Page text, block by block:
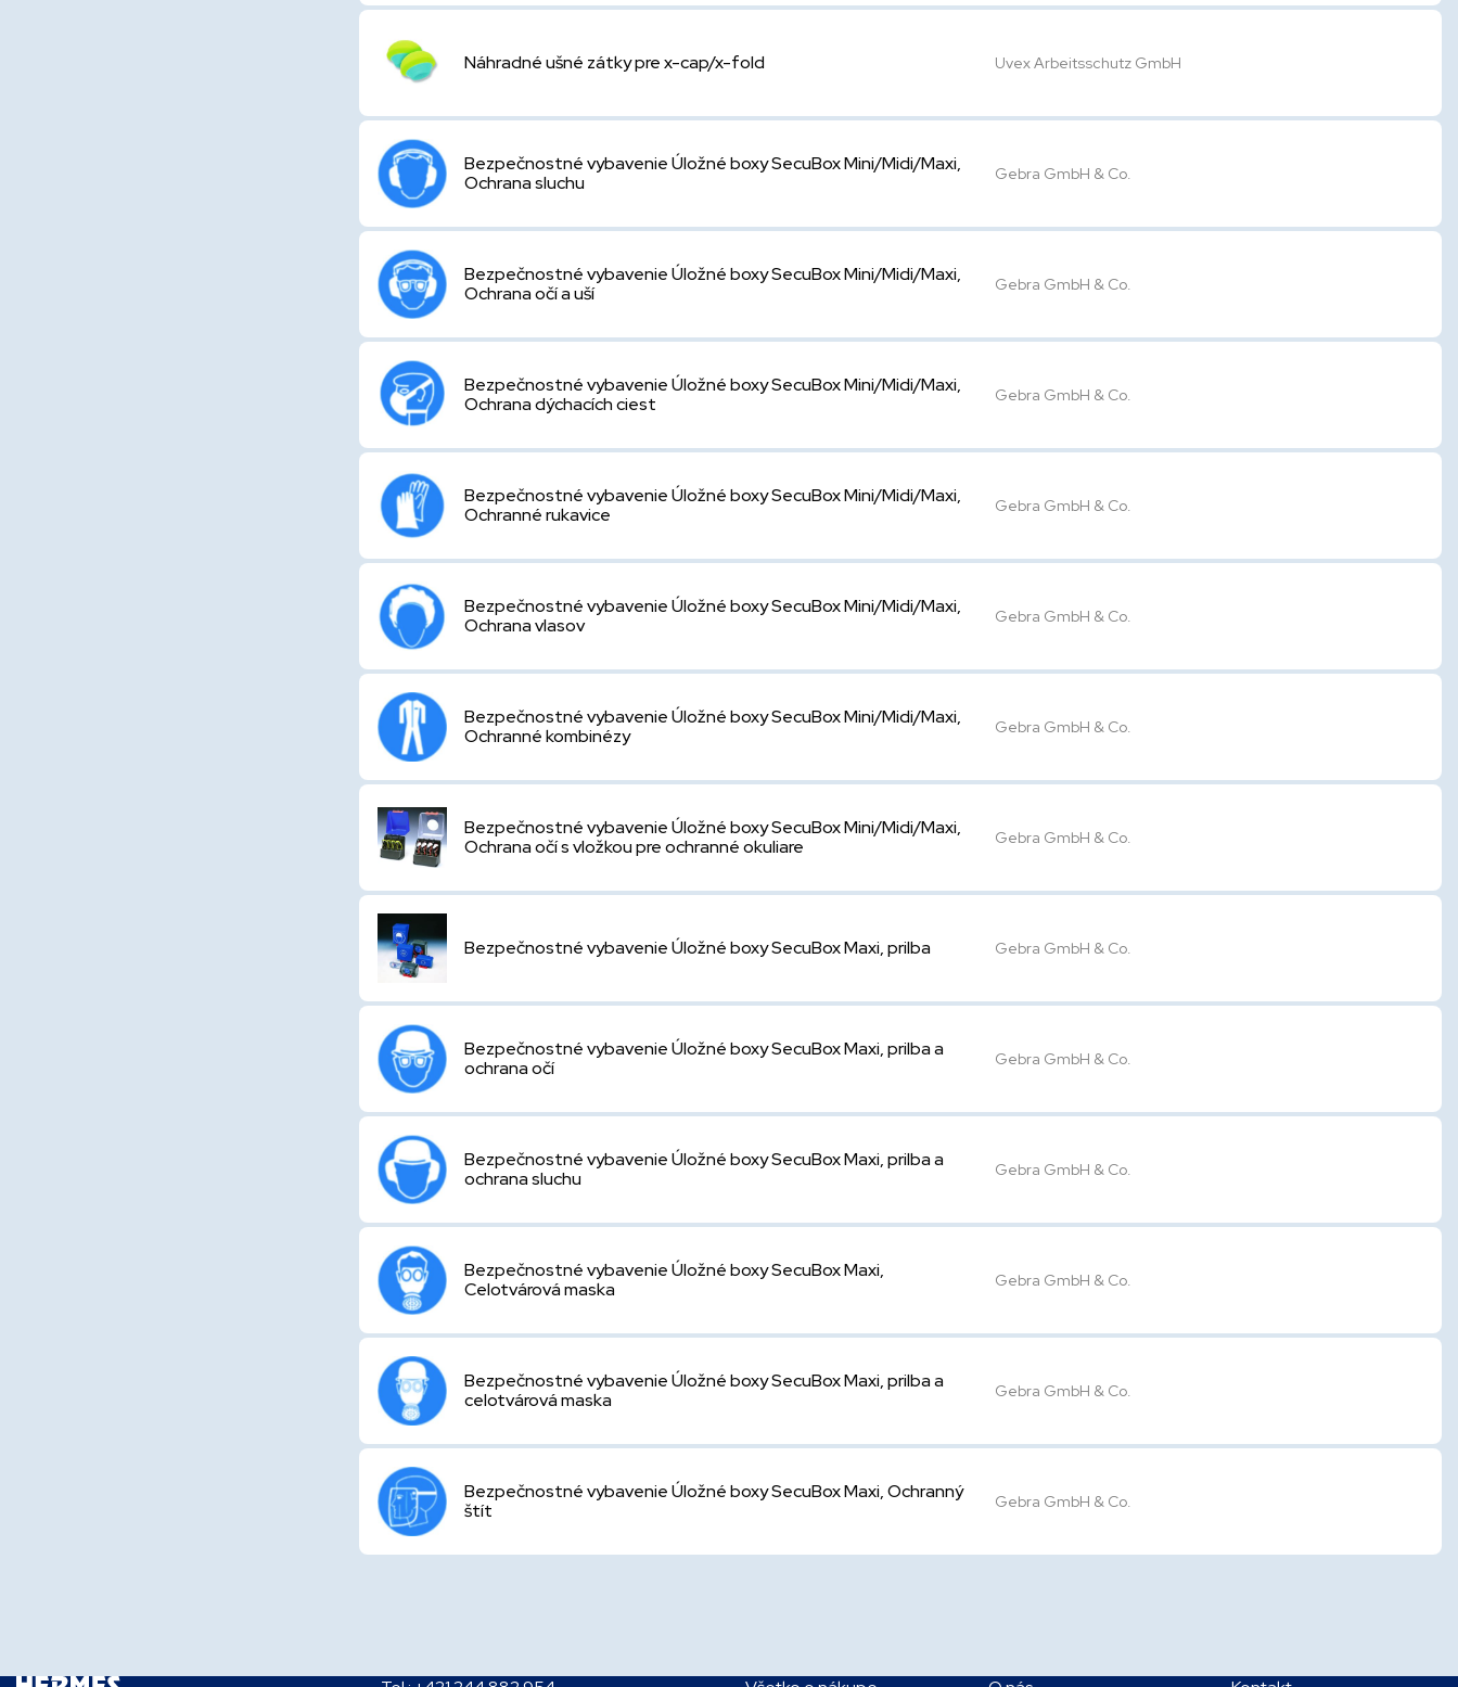
Náhradné ušné zátky pre x-cap/x-fold Uvex Arbeitsschutz GmbH
Bezpečnostné vybavenie Úložné boxy SecuBox Mini/Midi/Maxi,
Ochrana sluchu
Gebra GmbH & Co.
Bezpečnostné vybavenie Úložné boxy SecuBox Mini/Midi/Maxi,
Ochrana očí a uší
Gebra GmbH & Co.
Bezpečnostné vybavenie Úložné boxy SecuBox Mini/Midi/Maxi,
Ochrana dýchacích ciest
Gebra GmbH & Co.
Bezpečnostné vybavenie Úložné boxy SecuBox Mini/Midi/Maxi,
Ochranné rukavice
Gebra GmbH & Co.
Bezpečnostné vybavenie Úložné boxy SecuBox Mini/Midi/Maxi,
Ochrana vlasov
Gebra GmbH & Co.
Bezpečnostné vybavenie Úložné boxy SecuBox Mini/Midi/Maxi,
Ochranné kombinézy
Gebra GmbH & Co.
Bezpečnostné vybavenie Úložné boxy SecuBox Mini/Midi/Maxi,
Ochrana očí s vložkou pre ochranné okuliare
Gebra GmbH & Co.
Bezpečnostné vybavenie Úložné boxy SecuBox Maxi, prilba Gebra GmbH & Co.
Bezpečnostné vybavenie Úložné boxy SecuBox Maxi, prilba a
ochrana očí
Gebra GmbH & Co.
Bezpečnostné vybavenie Úložné boxy SecuBox Maxi, prilba a
ochrana sluchu
Gebra GmbH & Co.
Bezpečnostné vybavenie Úložné boxy SecuBox Maxi,
Celotvárová maska
Gebra GmbH & Co.
Bezpečnostné vybavenie Úložné boxy SecuBox Maxi, prilba a
celotvárová maska
Gebra GmbH & Co.
Bezpečnostné vybavenie Úložné boxy SecuBox Maxi, Ochranný
štít
Gebra GmbH & Co.